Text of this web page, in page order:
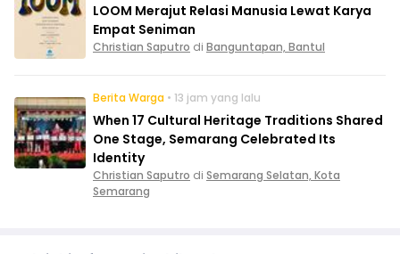
LOOM Merajut Relasi Manusia Lewat Karya
Empat Seniman
Christian Saputro di Banguntapan, Bantul
Berita Warga • 13 jam yang lalu
When 17 Cultural Heritage Traditions Shared
One Stage, Semarang Celebrated Its
Identity
Christian Saputro di Semarang Selatan, Kota
Semarang